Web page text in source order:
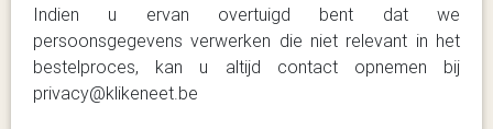
Indien u ervan overtuigd bent dat we
persoonsgegevens verwerken die niet relevant in het
bestelproces, kan u altijd contact opnemen bij
privacy@klikeneet.be